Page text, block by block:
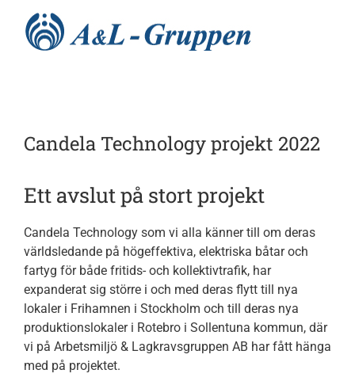
innehållet
Nyheter
Utbildningar
Tjänster
Processer
Om oss
Candela Technology projekt 2022
Ett avslut på stort projekt
Candela Technology som vi alla känner till om deras
världsledande på högeffektiva, elektriska båtar och
fartyg för både fritids- och kollektivtrafik, har
expanderat sig större i och med deras flytt till nya
lokaler i Frihamnen i Stockholm och till deras nya
produktionslokaler i Rotebro i Sollentuna kommun, där
vi på Arbetsmiljö & Lagkravsgruppen AB har fått hänga
med på projektet.